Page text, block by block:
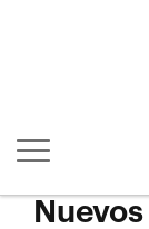
Mostrar/